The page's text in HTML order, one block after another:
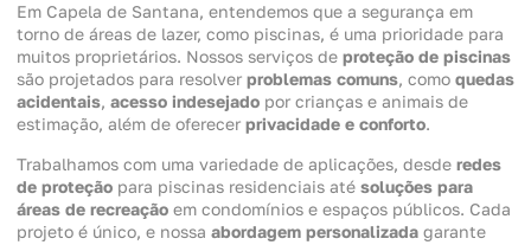
Em Capela de Santana, entendemos que a segurança em
torno de áreas de lazer, como piscinas, é uma prioridade para
muitos proprietários. Nossos serviços de proteção de piscinas
são projetados para resolver problemas comuns, como quedas
acidentais, acesso indesejado por crianças e animais de
estimação, além de oferecer privacidade e conforto.
Trabalhamos com uma variedade de aplicações, desde redes
de proteção para piscinas residenciais até soluções para
áreas de recreação em condomínios e espaços públicos. Cada
projeto é único, e nossa abordagem personalizada garante